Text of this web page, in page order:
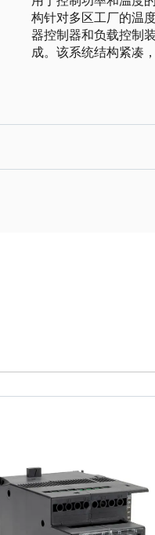
构针对多区工厂的温
器控制器和负载控制
成。该系统结构紧凑